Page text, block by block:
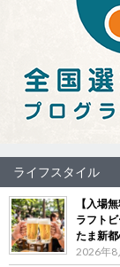
ライフスタイル
【入場
ラフト
たま新
2026年8